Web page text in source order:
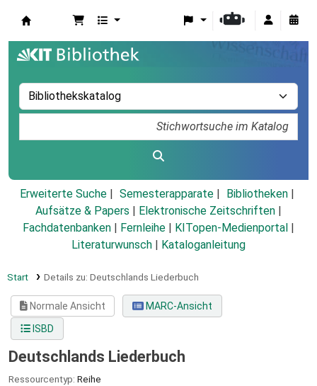
Erweiterte Suche Semesterapparate
Bibliotheken
Aufsätze & Papers
Elektronische Zeitschriften
Fachdatenbanken
Fernleihe KITopen-Medienportal
Literaturwunsch
Kataloganleitung
Start Details zu: Deutschlands Liederbuch
Normale Ansicht
MARC-Ansicht
ISBD
Deutschlands Liederbuch
Ressourcentyp: Reihe